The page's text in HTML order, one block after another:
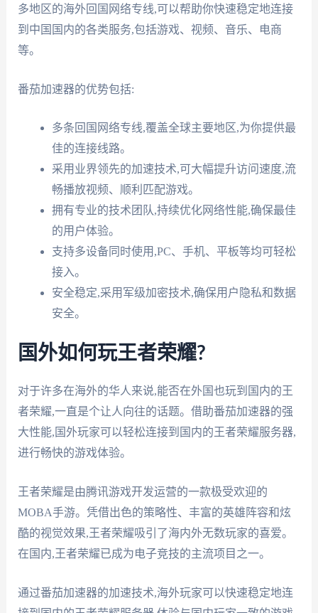
多地区的海外回国网络专线,可以帮助你快速稳定地连接
到中国国内的各类服务,包括游戏、视频、音乐、电商
等。
番茄加速器的优势包括:
多条回国网络专线,覆盖全球主要地区,为你提供最
佳的连接线路。
采用业界领先的加速技术,可大幅提升访问速度,流
畅播放视频、顺利匹配游戏。
拥有专业的技术团队,持续优化网络性能,确保最佳
的用户体验。
支持多设备同时使用,PC、手机、平板等均可轻松
接入。
安全稳定,采用军级加密技术,确保用户隐私和数据
安全。
国外如何玩王者荣耀?
对于许多在海外的华人来说,能否在外国也玩到国内的王
者荣耀,一直是个让人向往的话题。借助番茄加速器的强
大性能,国外玩家可以轻松连接到国内的王者荣耀服务器,
进行畅快的游戏体验。
王者荣耀是由腾讯游戏开发运营的一款极受欢迎的
MOBA手游。凭借出色的策略性、丰富的英雄阵容和炫
酷的视觉效果,王者荣耀吸引了海内外无数玩家的喜爱。
在国内,王者荣耀已成为电子竞技的主流项目之一。
通过番茄加速器的加速技术,海外玩家可以快速稳定地连